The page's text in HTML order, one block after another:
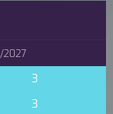
2027
3
3